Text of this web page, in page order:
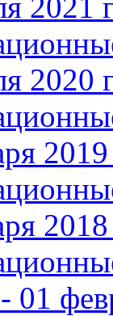
2020
2019
2018
01